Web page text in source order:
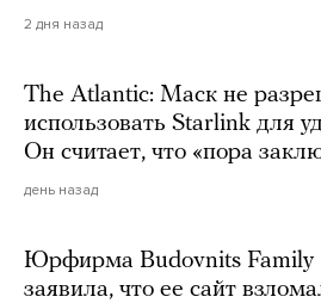
2 дня назад
The Atlantic: Маск не
использовать Starlink для
Он считает, что «пора
день назад
Юрфирма Budovnits Family
заявила, что ее сайт